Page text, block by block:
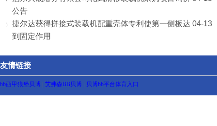
公告
04-13
捷尔达获得拼接式装载机配重壳体专利使第一侧板达
到固定作用
友情链接
bb西甲狼堡贝博 艾弗森BB贝博 贝博bb平台体育入口